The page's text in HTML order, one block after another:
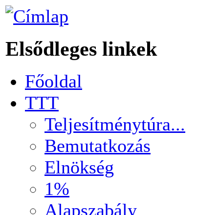
Elsődleges linkek
Főoldal
TTT
Teljesítménytúra...
Bemutatkozás
Elnökség
1%
Alapszabály